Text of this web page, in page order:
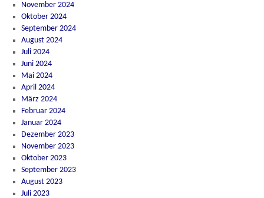
November 2024
Oktober 2024
September 2024
August 2024
Juli 2024
Juni 2024
Mai 2024
April 2024
März 2024
Februar 2024
Januar 2024
Dezember 2023
November 2023
Oktober 2023
September 2023
August 2023
Juli 2023